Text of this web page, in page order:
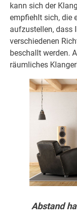
kann sich der
empfiehlt sich, die
aufzustellen, dass
verschiedenen
beschallt werden.
räumliches
Abstand